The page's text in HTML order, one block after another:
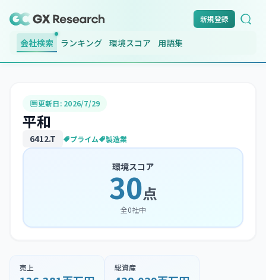
新規登録
会社検索 ランキング 環境スコア 用語集
更新日: 2026/7/29
平和
6412.T プライム 製造業
環境スコア
30点
全0社中
売上 総資産